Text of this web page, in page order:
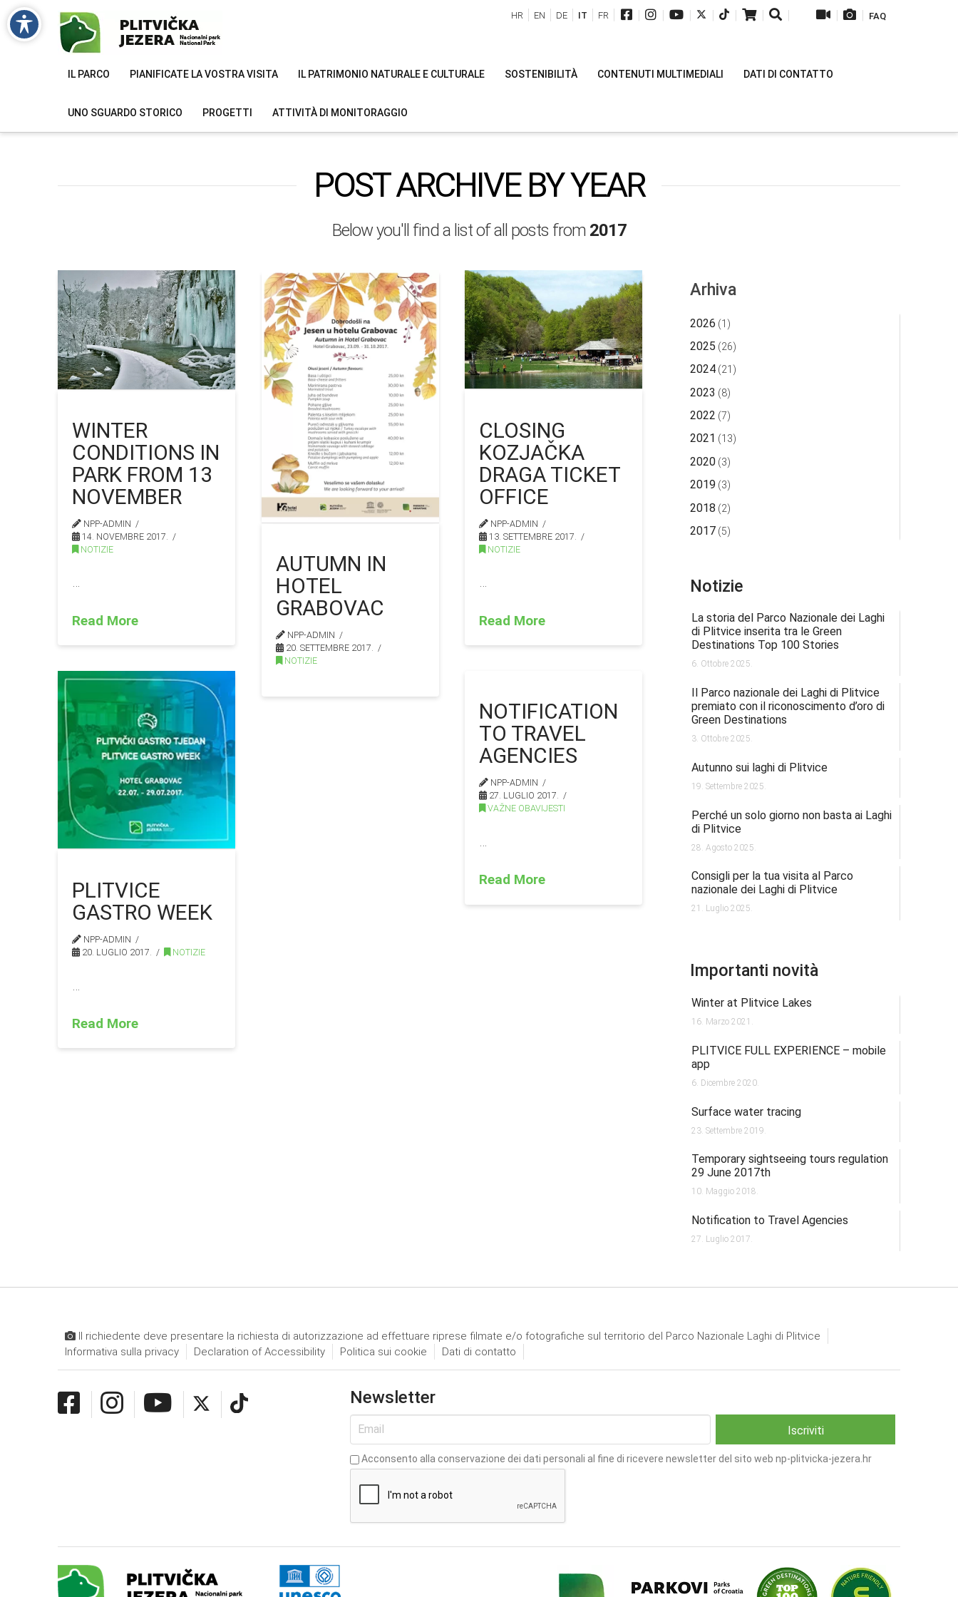
| | | | | | | | | FAQ
HR EN DE IT FR
IL PARCO PIANIFICATE LA VOSTRA VISITA IL PATRIMONIO NATURALE E CULTURALE SOSTENIBILITÀ CONTENUTI MULTIMEDIALI DATI DI CONTATTO
UNO SGUARDO STORICO PROGETTI ATTIVITÀ DI MONITORAGGIO
POST ARCHIVE BY YEAR
Below you'll find a list of all posts from 2017
WINTER
CONDITIONS IN
PARK FROM 13
NOVEMBER
NPP-ADMIN
14. NOVEMBRE 2017.
NOTIZIE
…
Read More
AUTUMN IN
HOTEL
GRABOVAC
NPP-ADMIN
20. SETTEMBRE 2017.
NOTIZIE
CLOSING
KOZJAČKA
DRAGA TICKET
OFFICE
NPP-ADMIN
13. SETTEMBRE 2017.
NOTIZIE
Read More
NOTIFICATION
TO TRAVEL
AGENCIES
NPP-ADMIN
27. LUGLIO 2017.
VAŽNE OBAVIJESTI
Read More
PLITVICE
GASTRO WEEK
NPP-ADMIN
20. LUGLIO 2017.
NOTIZIE
Read More
Arhiva
2026 (1)
2025 (26)
2024 (21)
2023 (8)
2022 (7)
2021 (13)
2020 (3)
2019 (3)
2018 (2)
2017 (5)
Notizie
La storia del Parco Nazionale dei Laghi
di Plitvice inserita tra le Green
Destinations Top 100 Stories
6. Ottobre 2025.
Il Parco nazionale dei Laghi di Plitvice
premiato con il riconoscimento d’oro di
Green Destinations
3. Ottobre 2025.
Autunno sui laghi di Plitvice
19. Settembre 2025.
Perché un solo giorno non basta ai Laghi
di Plitvice
28. Agosto 2025.
Consigli per la tua visita al Parco
nazionale dei Laghi di Plitvice
21. Luglio 2025.
Importanti novità
Winter at Plitvice Lakes
16. Marzo 2021.
PLITVICE FULL EXPERIENCE – mobile
app
6. Dicembre 2020.
Surface water tracing
23. Settembre 2019.
Temporary sightseeing tours regulation
29 June 2017th
10. Maggio 2018.
Notification to Travel Agencies
27. Luglio 2017.
Il richiedente deve presentare la richiesta di autorizzazione ad effettuare riprese filmate e/o fotografiche sul territorio del Parco Nazionale Laghi di Plitvice
Informativa sulla privacy
Declaration of Accessibility Politica sui cookie Dati di contatto
Newsletter
Acconsento alla conservazione dei dati personali al fine di ricevere newsletter del sito web np-plitvicka-jezera.hr